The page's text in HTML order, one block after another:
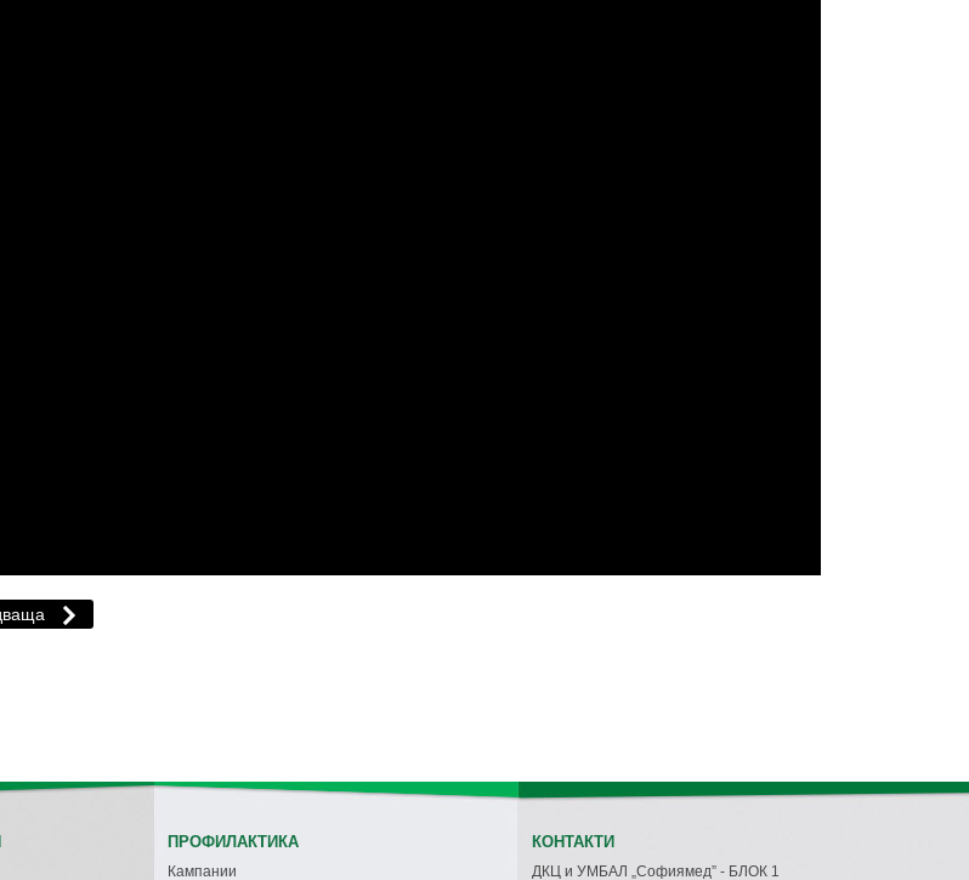
ПРОФИЛАКТИКА
Кампании
КОНТАКТИ
ДКЦ и УМБАЛ „Софиямед” - БЛОК 1